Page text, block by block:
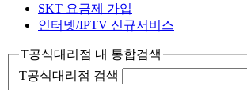
SKT 요금제 가입
인터넷/IPTV 신규서비스
T공식대리점 내 통합검색
T공식대리점 검색